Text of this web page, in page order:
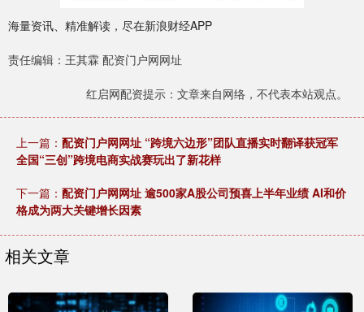
海量资讯、精准解读，尽在新浪财经APP
责任编辑：王其霖 配资门户网网址
红启网配资提示：文章来自网络，不代表本站观点。
上一篇： 配资门户网网址 “跨境六边形”团队直播实时翻译获冠军
全国“三创”跨境电商实战赛玩出了新花样
下一篇： 配资门户网网址 逾500家A股公司预喜上半年业绩 AI和价
格成为两大关键增长因素
相关文章